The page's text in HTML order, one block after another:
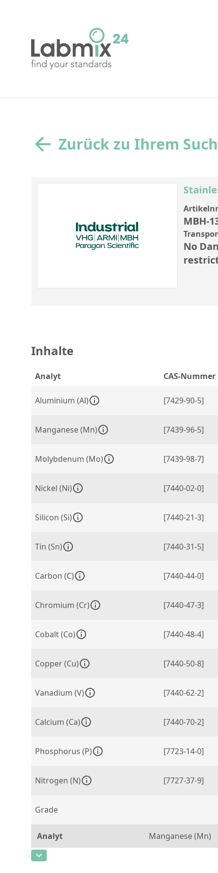
Zurück zu Ihrem
MBH-
No
Inhalte
Analyt CAS-Nummer
Aluminium (Al) [7429-90-5]
Manganese (Mn) [7439-96-5]
Molybdenum (Mo) [7439-98-7]
Nickel (Ni) [7440-02-0]
Silicon (Si) [7440-21-3]
Tin (Sn) [7440-31-5]
Carbon (C) [7440-44-0]
Chromium (Cr) [7440-47-3]
Cobalt (Co) [7440-48-4]
Copper (Cu) [7440-50-8]
Vanadium (V) [7440-62-2]
Calcium (Ca) [7440-70-2]
Phosphorus (P) [7723-14-0]
Nitrogen (N) [7727-37-9]
Grade
Analyt
Manganese (Mn)
CAS-Nummer